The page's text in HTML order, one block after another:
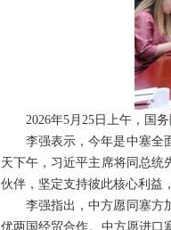
2026年5月25日上午，国
李强表示，今年是中塞全
天下午，习近平主席将同总统
伙伴，坚定支持彼此核心利益
李强指出，中方愿同塞方
优两国经贸合作。中方愿进口